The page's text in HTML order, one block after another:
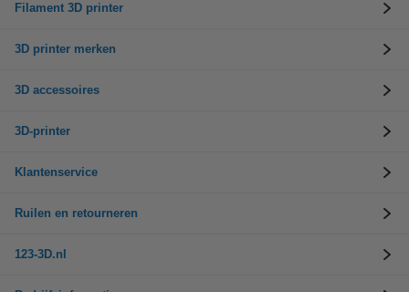
Filament 3D printer
3D printer merken
3D accessoires
3D-printer
Klantenservice
Ruilen en retourneren
123-3D.nl